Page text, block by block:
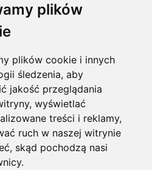
plików
plików cookie i innych
śledzenia, aby
jakość przeglądania
wyświetlać
treści i reklamy,
ruch w naszej witrynie
skąd pochodzą nasi
Sp. z o.o.
1 m. 7,
36 50, faks 22 822 66 49, e-
, Kraków, ul. B. Czerwieńskiego
3a/17,